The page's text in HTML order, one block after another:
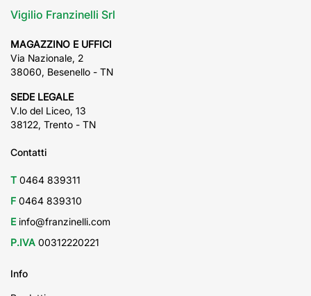
Vigilio Franzinelli Srl
MAGAZZINO E UFFICI
Via Nazionale, 2
38060, Besenello - TN
SEDE LEGALE
V.lo del Liceo, 13
38122, Trento - TN
Contatti
T 0464 839311
F 0464 839310
E info@franzinelli.com
P.IVA 00312220221
Info